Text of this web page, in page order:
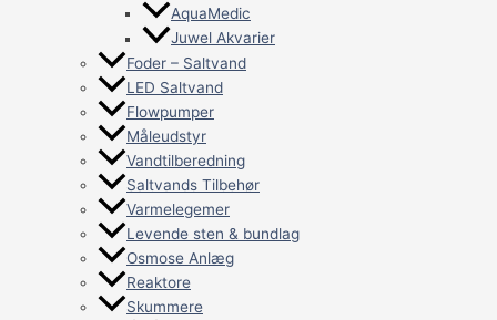
AquaMedic
Juwel Akvarier
Foder – Saltvand
LED Saltvand
Flowpumper
Måleudstyr
Vandtilberedning
Saltvands Tilbehør
Varmelegemer
Levende sten & bundlag
Osmose Anlæg
Reaktore
Skummere